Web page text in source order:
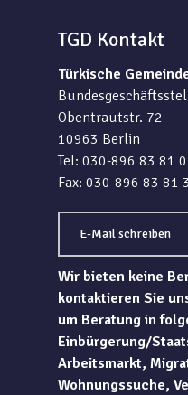
TGD Kontakt
Türkische
Obentrautstr. 72
10963 Berlin
Tel: 030-896 83 81 0
Fax: 030-896 83 81
E-Mail schreiben
Wir bieten keine
kontaktieren Sie
um Beratung in
Einbürgerung/
Arbeitsmarkt,
Wohnungssuche,